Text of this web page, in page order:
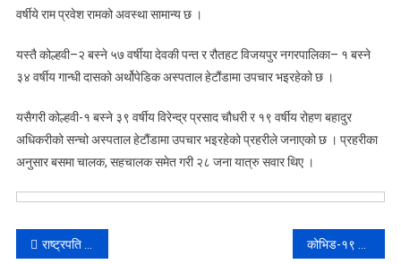
वर्षीये राम प्रवेश रामको अवस्था सामान्य छ ।
यस्तै कोल्हवी–२ बस्ने ५७ वर्षीया देवकी पन्त र रौतहट विजयपुर नगरपालिका– १ बस्ने
३४ वर्षीय गान्धी दासको अर्थोपेडिक अस्पताल हेटौंडामा उपचार भइरहेको छ ।
यसैगरी कोल्हवी-१ बस्ने ३९ वर्षीय विरेन्द्र प्रसाद चौधरी र १९ वर्षीय रोहण बहादुर
अधिकरीको सन्चो अस्पताल हेटौंडामा उपचार भइरहेको प्रहरीले जनाएको छ । प्रहरीका
अनुसार बसमा चालक, सहचालक समेत गरी २८ जना यात्रु सवार थिए ।
Post
राष्ट्रपति भण्डारीद्वारा राजनीतिक दलसम्बन्धी अध्यादेश जारी